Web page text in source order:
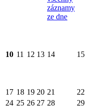
záznamy
ze dne
10 11 12 13 14 15
17 18 19 20 21 22
24 25 26 27 28 29